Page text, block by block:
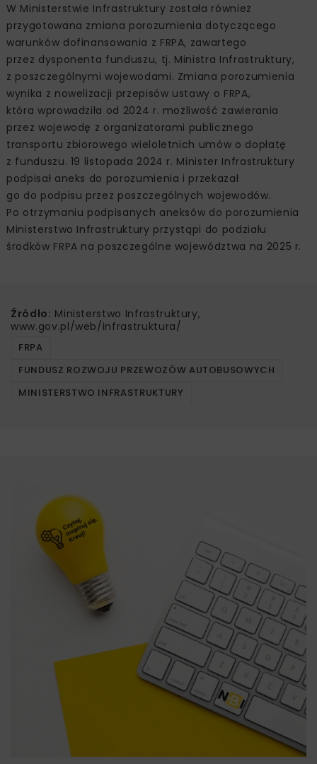
W Ministerstwie Infrastruktury została również
przygotowana zmiana porozumienia dotyczącego
warunków dofinansowania z FRPA, zawartego
przez dysponenta funduszu, tj. Ministra Infrastruktury,
z poszczególnymi wojewodami. Zmiana porozumienia
wynika z nowelizacji przepisów ustawy o FRPA,
która wprowadziła od 2024 r. możliwość zawierania
przez wojewodę z organizatorami publicznego
transportu zbiorowego wieloletnich umów o dopłatę
z funduszu. 19 listopada 2024 r. Minister Infrastruktury
podpisał aneks do porozumienia i przekazał
go do podpisu przez poszczególnych wojewodów.
Po otrzymaniu podpisanych aneksów do porozumienia
Ministerstwo Infrastruktury przystąpi do podziału
środków FRPA na poszczególne województwa na 2025 r.
Źródło: Ministerstwo Infrastruktury,
www.gov.pl/web/infrastruktura/
FRPA
FUNDUSZ ROZWOJU PRZEWOZÓW AUTOBUSOWYCH
MINISTERSTWO INFRASTRUKTURY